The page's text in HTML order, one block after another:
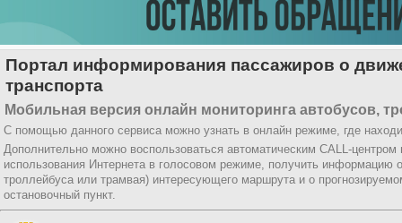
Портал информирования пассажиров о
транспорта
Мобильная версия онлайн мониторинга автобусов,
С помощью данного сервиса можно узнать в онлайн режиме, где
Дополнительно можно воспользоваться автоматическим CALL-
использования Интернета в голосовом режиме, получить информацию
троллейбуса или трамвая) интересующего маршрута и о
остановочный пункт.